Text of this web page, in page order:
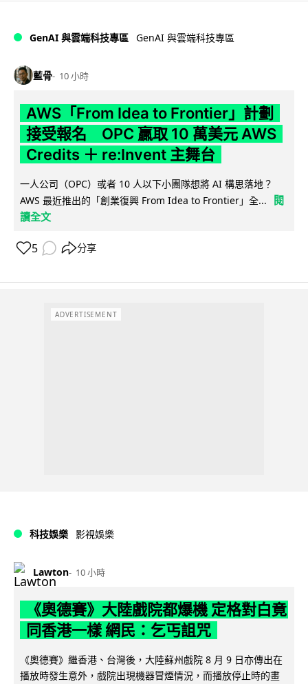
GenAI 與雲端科技專區 GenAI 與雲端科技專區
藍骨 10 小時
AWS「From Idea to Frontier」計劃
接受報名 OPC 贏取 10 萬美元 AWS
Credits ＋ re:Invent 主舞台
一人公司（OPC）或者 10 人以下小團隊想將 AI 構思落地？
AWS 最近推出的「創業復興 From Idea to Frontier」全...
閱
讀全文
5 分享
ADVERTISEMENT
科技娛樂 影視娛樂
Lawton 10 小時
《奧德賽》大陸戲院都爆機 定格對白竟
同香港一樣 網民：乞丐詛咒
《奧德賽》繼香港、台灣後，大陸蘇州戲院 8 月 9 日亦傳出在
播放時發生意外，戲院出現機器冒煙情況，而播放停止時的畫